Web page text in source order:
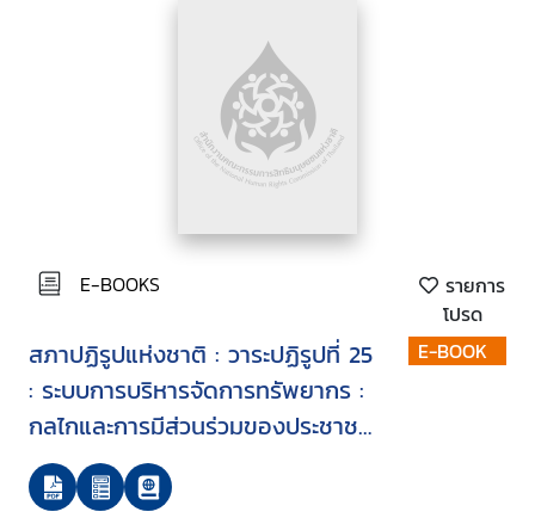
E-BOOKS
รายการ
โปรด
สภาปฏิรูปแห่งชาติ : วาระปฏิรูปที่ 25
: ระบบการบริหารจัดการทรัพยากร :
กลไกและการมีส่วนร่วมของประชาชน
ในการจัดการทรัพยากรธรรมชาติและ
สิ่งแวดล้อม
E-BOOK